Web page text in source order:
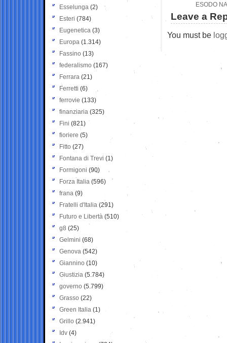
ESODO
Leave a
You must be
Esselunga (2)
Esteri (784)
Eugenetica (3)
Europa (1.314)
Fassino (13)
federalismo (167)
Ferrara (21)
Ferretti (6)
ferrovie (133)
finanziaria (325)
Fini (821)
fioriere (5)
Fitto (27)
Fontana di Trevi (1)
Formigoni (90)
Forza Italia (596)
frana (9)
Fratelli d'Italia (291)
Futuro e Libertà (510)
g8 (25)
Gelmini (68)
Genova (542)
Giannino (10)
Giustizia (5.784)
governo (5.799)
Grasso (22)
Green Italia (1)
Grillo (2.941)
Idv (4)